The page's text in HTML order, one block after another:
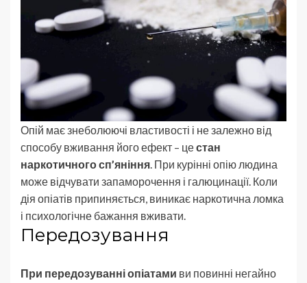
Опій має знеболюючі властивості і не залежно від
способу вживання його ефект – цестан
наркотичного сп’яніння. При курінні опію людина
може відчувати запаморочення і галюцинації. Коли
дія опіатів припиняється, виникає наркотична ломка
і психологічне бажання вживати.
Передозування
При передозуванні опіатами ви повинні негайно